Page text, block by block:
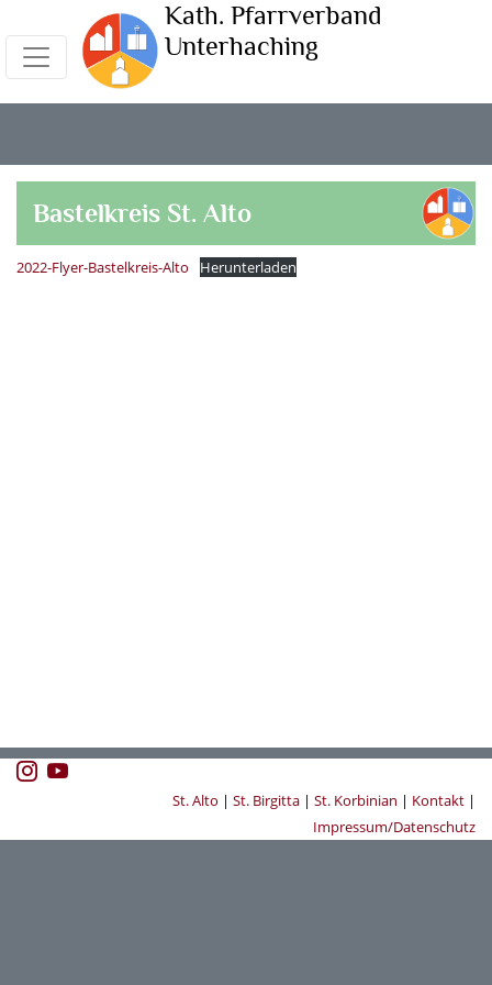
Kath. Pfarrverband
Unterhaching
Bastelkreis St. Alto
2022-Flyer-Bastelkreis-Alto Herunterladen
St. Alto | St. Birgitta | St. Korbinian | Kontakt |
Impressum/Datenschutz